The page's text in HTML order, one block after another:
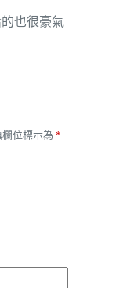
也很豪氣
欄位標示為 *